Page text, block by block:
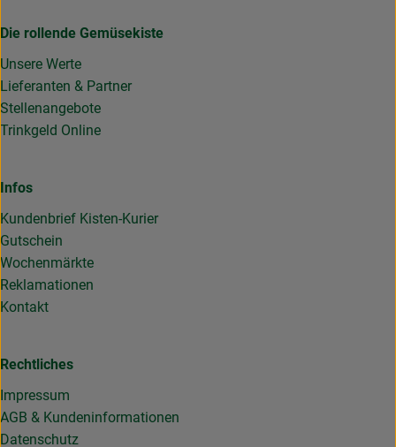
Die rollende Gemüsekiste
Unsere Werte
Lieferanten & Partner
Stellenangebote
Trinkgeld Online
Infos
Kundenbrief Kisten-Kurier
Gutschein
Wochenmärkte
Reklamationen
Kontakt
Rechtliches
Impressum
AGB & Kundeninformationen
Datenschutz